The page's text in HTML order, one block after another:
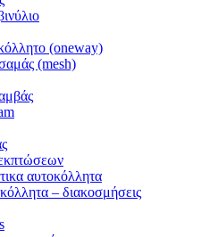
(oneway)
(mesh)
αυτοκόλλητα
– διακοσμήσεις